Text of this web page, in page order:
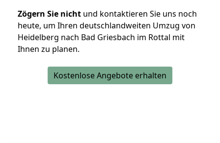
Zögern Sie nicht und kontaktieren Sie uns noch
heute, um Ihren deutschlandweiten Umzug von
Heidelberg nach Bad Griesbach im Rottal mit
Ihnen zu planen.
Kostenlose Angebote erhalten